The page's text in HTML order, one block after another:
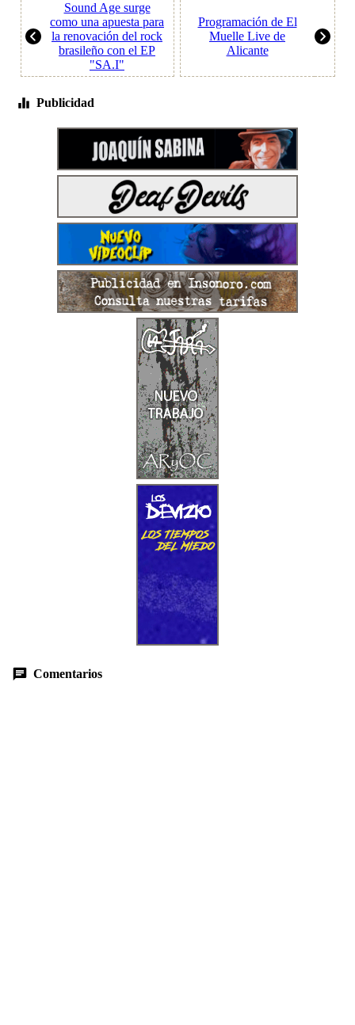
Sound Age surge
como una apuesta para
la renovación del rock
brasileño con el EP
"SA.I"
Programación de El
Muelle Live de
Alicante
Publicidad
Comentarios